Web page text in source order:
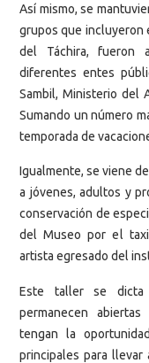
Así mismo, se
grupos que incluyeron
del Táchira, fueron
diferentes entes
Sambil, Ministerio del
Sumando un número
temporada de
Igualmente, se viene
a jóvenes, adultos y
conservación de
del Museo por el
artista egresado del
Este taller se dicta
permanecen
tengan la
principales para llevar